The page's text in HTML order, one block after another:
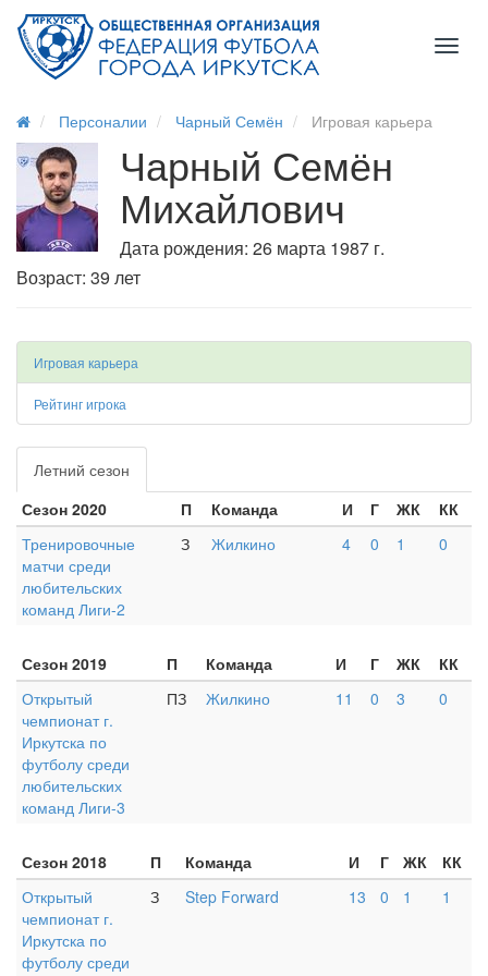
Персоналии Чарный Семён Игровая карьера
Чарный Семён
Михайлович
Дата рождения: 26 марта 1987 г.
Возраст: 39 лет
Игровая карьера
Рейтинг игрока
Летний сезон
Сезон 2020
П Команда И Г ЖК
КК
Тренировочные
матчи среди
любительских
команд Лиги-2
З Жилкино 4 0 1 0
Сезон 2019 П Команда И Г ЖК
КК
Открытый
чемпионат г.
Иркутска по
футболу среди
любительских
команд Лиги-3
ПЗ Жилкино 11 0 3 0
Сезон 2018 П Команда И Г ЖК
КК
Открытый
чемпионат г.
Иркутска по
футболу среди
З Step Forward 13 0 1 1